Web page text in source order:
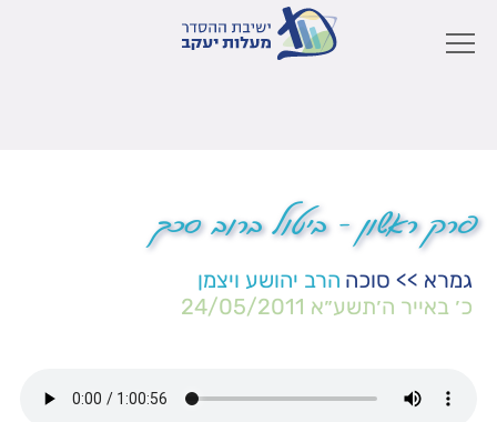
פרק ראשון – ביטול ברוב סכך
גמרא >> סוכה הרב יהושע ויצמן
כ׳ באייר ה׳תשע״א 24/05/2011